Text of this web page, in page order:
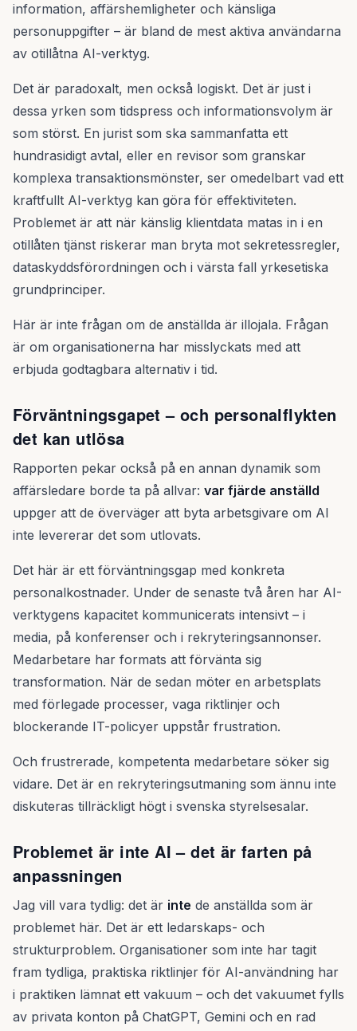
information, affärshemligheter och känsliga
personuppgifter – är bland de mest aktiva användarna
av otillåtna AI-verktyg.
Det är paradoxalt, men också logiskt. Det är just i
dessa yrken som tidspress och informationsvolym är
som störst. En jurist som ska sammanfatta ett
hundrasidigt avtal, eller en revisor som granskar
komplexa transaktionsmönster, ser omedelbart vad ett
kraftfullt AI-verktyg kan göra för effektiviteten.
Problemet är att när känslig klientdata matas in i en
otillåten tjänst riskerar man bryta mot sekretessregler,
dataskyddsförordningen och i värsta fall yrkesetiska
grundprinciper.
Här är inte frågan om de anställda är illojala. Frågan
är om organisationerna har misslyckats med att
erbjuda godtagbara alternativ i tid.
Förväntningsgapet – och personalflykten
det kan utlösa
Rapporten pekar också på en annan dynamik som
affärsledare borde ta på allvar: var fjärde anställd
uppger att de överväger att byta arbetsgivare om AI
inte levererar det som utlovats.
Det här är ett förväntningsgap med konkreta
personalkostnader. Under de senaste två åren har AI-
verktygens kapacitet kommunicerats intensivt – i
media, på konferenser och i rekryteringsannonser.
Medarbetare har formats att förvänta sig
transformation. När de sedan möter en arbetsplats
med förlegade processer, vaga riktlinjer och
blockerande IT-policyer uppstår frustration.
Och frustrerade, kompetenta medarbetare söker sig
vidare. Det är en rekryteringsutmaning som ännu inte
diskuteras tillräckligt högt i svenska styrelsesalar.
Problemet är inte AI – det är farten på
anpassningen
Jag vill vara tydlig: det är inte de anställda som är
problemet här. Det är ett ledarskaps- och
strukturproblem. Organisationer som inte har tagit
fram tydliga, praktiska riktlinjer för AI-användning har
i praktiken lämnat ett vakuum – och det vakuumet fylls
av privata konton på ChatGPT, Gemini och en rad